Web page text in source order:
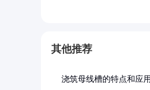
其他推荐
浇筑母线槽的特点和应